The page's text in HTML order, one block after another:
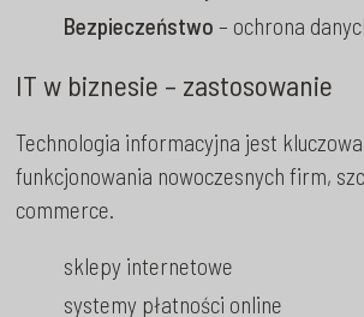
Bezpieczeństwo – ochrona
IT w biznesie – zastosowanie
Technologia informacyjna jest
funkcjonowania nowoczesnych firm,
commerce.
sklepy internetowe
systemy płatności online